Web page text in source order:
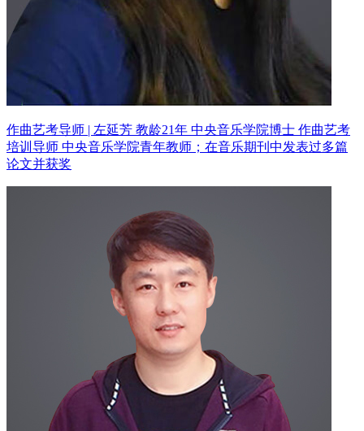
作曲艺考导师 | 左延芳 教龄21年 中央音乐学院博士 作曲艺考
培训导师 中央音乐学院青年教师；在音乐期刊中发表过多篇
论文并获奖